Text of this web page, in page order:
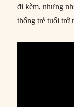
đi kèm, nhưng
thống trẻ tuổi trở